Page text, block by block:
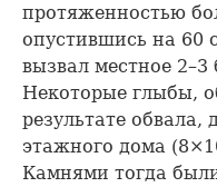
протяженностью
опустившись на 60
вызвал местное 2–3
Некоторые глыбы,
результате обвала,
этажного дома
Камнями тогда